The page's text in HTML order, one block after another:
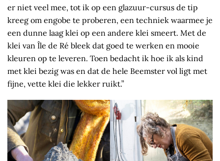
er niet veel mee, tot ik op een glazuur-cursus de tip
kreeg om engobe te proberen, een techniek waarmee je
een dunne laag klei op een andere klei smeert. Met de
klei van Île de Ré bleek dat goed te werken en mooie
kleuren op te leveren. Toen bedacht ik hoe ik als kind
met klei bezig was en dat de hele Beemster vol ligt met
fijne, vette klei die lekker ruikt.”